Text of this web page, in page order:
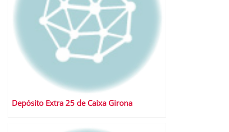
Depósito Extra 25 de Caixa Girona